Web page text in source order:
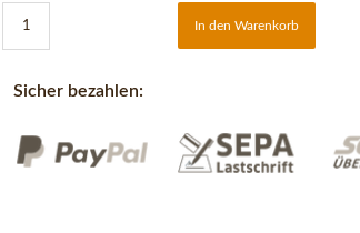
In den Warenkorb
Sicher bezahlen: